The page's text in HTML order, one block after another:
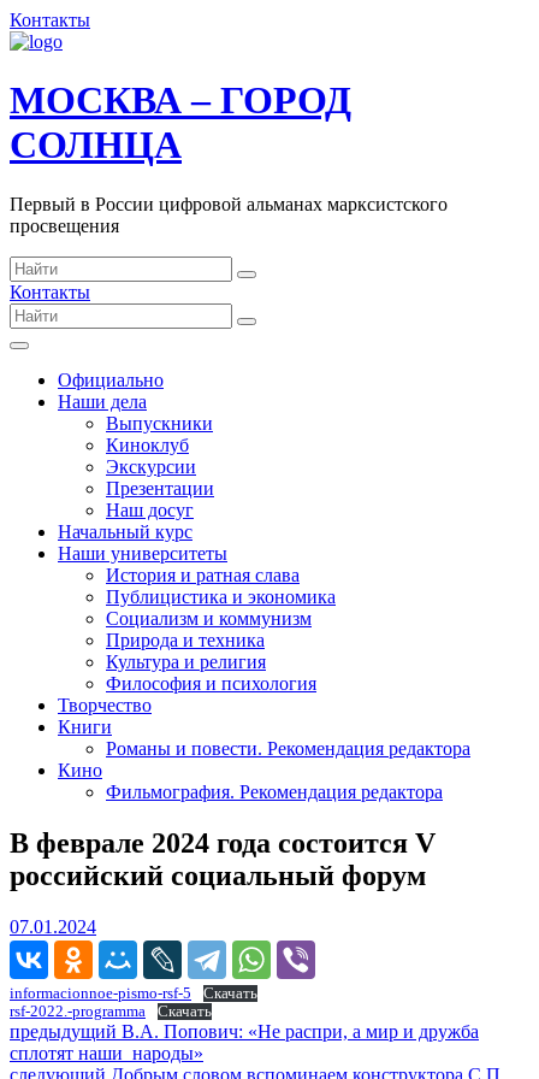
Контакты
МОСКВА – ГОРОД
СОЛНЦА
Первый в России цифровой альманах марксистского
просвещения
Контакты
Официально
Наши дела
Выпускники
Киноклуб
Экскурсии
Презентации
Наш досуг
Начальный курс
Наши университеты
История и ратная слава
Публицистика и экономика
Социализм и коммунизм
Природа и техника
Культура и религия
Философия и психология
Творчество
Книги
Романы и повести. Рекомендация редактора
Кино
Фильмография. Рекомендация редактора
В феврале 2024 года состоится V
российский социальный форум
07.01.202407.01.2024
informacionnoe-pismo-rsf-5
Скачать
rsf-2022.-programma
Скачать
Навигация
по
предыдущий Предыдущий
пост:
В.А. Попович: «Не распри, а мир и дружба
сплотят наши народы»
следующий Следующее
Добрым словом вспоминаем конструктора С.П.